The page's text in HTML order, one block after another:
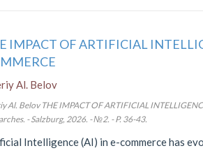
IMPACT OF ARTIFICIAL
Al. Belov
Al. Belov THE IMPACT OF ARTIFICIAL
- Salzburg, 2026. - №2. - P. 36-43.
Intelligence (AI) in e-commerce has